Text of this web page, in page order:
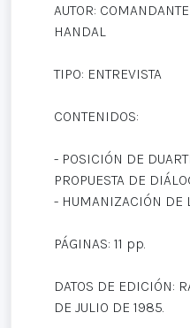
AUTOR:
HANDAL
TIPO: ENTREVISTA
CONTENIDOS:
- POSICIÓN DE
PROPUESTA DE
- HUMANIZACIÓN DE
PÁGINAS: 11 pp.
DATOS DE EDICIÓN:
DE JULIO DE 1985.